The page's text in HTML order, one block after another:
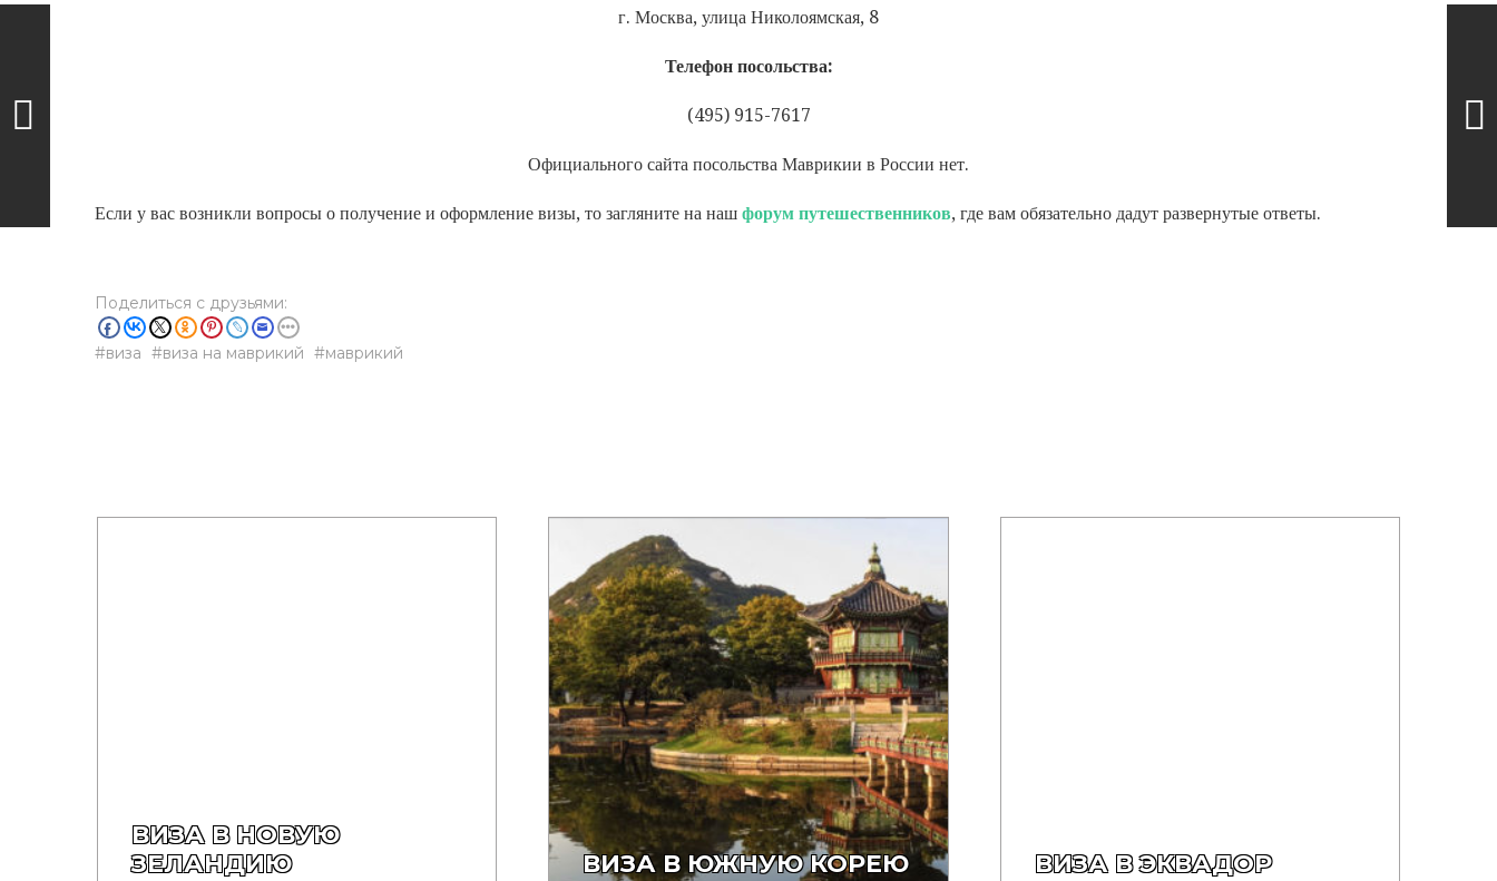
г. Москва, улица Николоямская, 8
Телефон посольства:
(495) 915-7617
Официального сайта посольства Маврикии в России нет.
Если у вас возникли вопросы о получение и оформление визы, то загляните на наш форум путешественников, где вам обязательно дадут развернутые ответы.
Поделиться с друзьями:
виза виза на маврикий маврикий
ВИЗА В НОВУЮ
ЗЕЛАНДИЮ
ВИЗА В ЮЖНУЮ КОРЕЮ ВИЗА В ЭКВАДОР